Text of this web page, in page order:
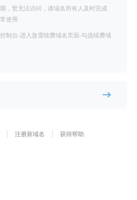
，暂无法访问，请域名所有人及时完成
使用
制台-进入急需续费域名页面-勾选续费域
注册新域名 获得帮助